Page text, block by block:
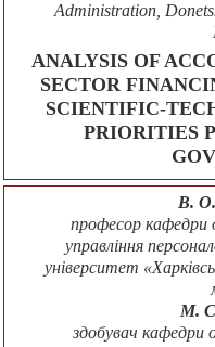
Administration,
ANALYSIS OF
SECTOR
SCIENTIFIC-
PRIORITIES
В.
професор кафедри
управління
університет
М.
здобувач кафедри